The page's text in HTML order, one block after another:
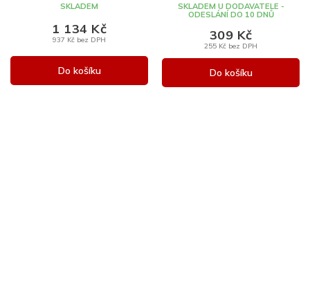
SKLADEM
937 Kč bez DPH
1 134 Kč
Do košíku
SKLADEM U DODAVATELE -
ODESLÁNÍ DO 10 DNŮ
255 Kč bez DPH
309 Kč
Do košíku